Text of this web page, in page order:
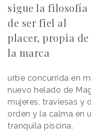
sigue la filosofía
de ser fiel al
placer, propia de
la marca
urbe concurrida en
nuevo helado de
mujeres, traviesas y
orden y la calma en
tranquila piscina.